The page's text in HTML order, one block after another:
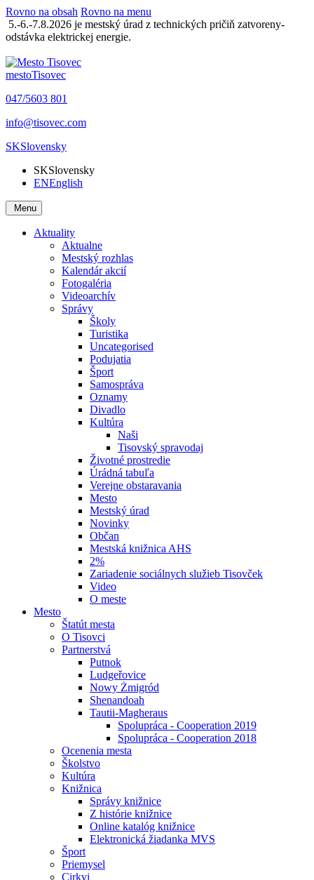
Rovno na obsah Rovno na menu
5.-6.-7.8.2026 je mestský úrad z technických pričiň zatvoreny-
odstávka elektrickej energie.
mestoTisovec
047/5603 801
info@tisovec.com
SKSlovensky
SKSlovensky
ENEnglish
Menu
Aktuality
Aktualne
Mestský rozhlas
Kalendár akcií
Fotogaléria
Videoarchív
Správy
Školy
Turistika
Uncategorised
Podujatia
Šport
Samospráva
Oznamy
Divadlo
Kultúra
Naši
Tisovský spravodaj
Životné prostredie
Úrádná tabuľa
Verejne obstaravania
Mesto
Mestský úrad
Novinky
Občan
Mestská knižnica AHS
2%
Zariadenie sociálnych služieb Tisovček
Video
O meste
Mesto
Štatút mesta
O Tisovci
Partnerstvá
Putnok
Ludgeřovice
Nowy Żmigród
Shenandoah
Tautii-Magheraus
Spolupráca - Cooperation 2019
Spolupráca - Cooperation 2018
Ocenenia mesta
Školstvo
Kultúra
Knižnica
Správy knižnice
Z histórie knižnice
Online katalóg knižnice
Elektronická žiadanka MVS
Šport
Priemysel
Cirkvi